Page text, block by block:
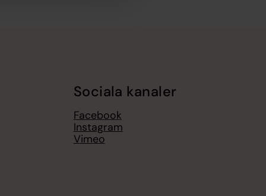
Sociala kanaler
Facebook
Instagram
Vimeo